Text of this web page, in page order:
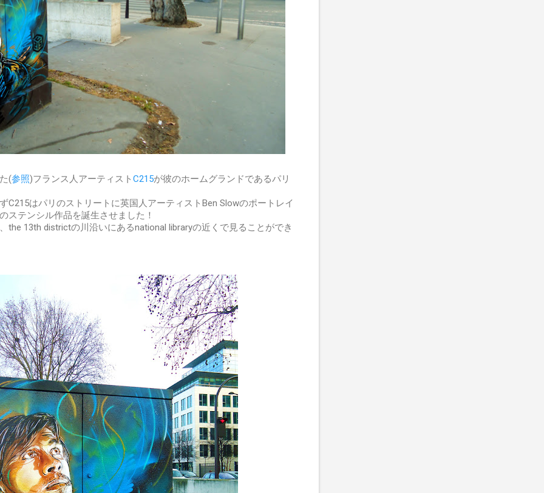
(参照)フランス人アーティスト C215が彼のホームグランドであるパリ
C215はパリのストリートに英国人アーティストBen Slowのポートレイ
ステンシル作品を誕生させました！
the 13th districtの川沿いにあるnational libraryの近くで見ることができ